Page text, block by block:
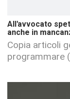
All'avvocato
anche in
Copia articoli
programmare